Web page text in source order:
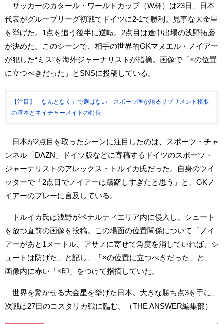
サッカーのカタール・ワールドカップ（W杯）は23日、日本
代表がグループリーグ初戦でドイツに2-1で勝利。見事な大金星
を挙げた。1点を追う後半に逆転。2点目は途中出場の浅野拓磨
が決めた。このシーンで、相手の世界的GKマヌエル・ノイアー
が犯した“ミス”を海外ジャーナリストが指摘。画像で「×の位置
に立つべきだった」とSNSに投稿している。
【注目】「なんとなく」で選ばない スポーツ医が語るサプリメント摂取
の基本とネイチャーメイドの特長
日本が2点目を取ったシーンに注目したのは、スポーツ・チャ
ンネル「DAZN」ドイツ版などに寄稿するドイツのスポーツ・
ジャーナリストのアレックス・トルイカ氏だった。自身のツイ
ッターで「2点目でノイアーは躊躇しすぎたと思う」と、GKノ
イアーのプレーに言及している。
トルイカ氏は浅野がペナルティエリア内に侵入し、シュート
を放つ直前の画像を投稿。この場面の位置関係について「ノイ
アーがあと1メートル、アサノに寄せて角度を消していれば、シ
ュートは防げた」と記し、「×の位置に立つべきだった」と、
画像内に赤い「×印」をつけて指摘していた。
世界を驚かせる大金星を挙げた日本。大きな勝ち点3を手に、
次戦は27日のコスタリカ戦に臨む。（THE ANSWER編集部）